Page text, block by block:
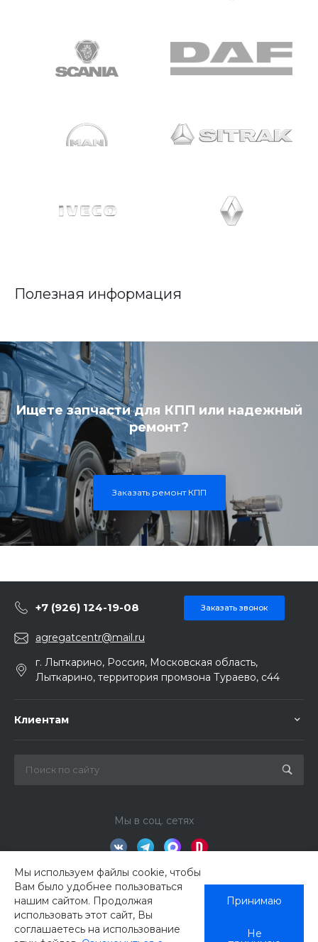
Полезная информация
Ищете запчасти для КПП или надежный
ремонт?
Заказать ремонт КПП
+7 (926) 124-19-08 Заказать звонок
agregatcentr@mail.ru
г. Лыткарино, Россия, Московская область,
Лыткарино, территория промзона Тураево, с44
Клиентам
Мы в соц. сетях
Мы используем файлы cookie, чтобы
Вам было удобнее пользоваться
нашим сайтом. Продолжая
использовать этот сайт, Вы
соглашаетесь на использование
Принимаю
Не